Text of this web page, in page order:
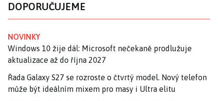
DOPORUČUJEME
NOVINKY
Windows 10 žije dál: Microsoft nečekaně prodlužuje
aktualizace až do října 2027
Řada Galaxy S27 se rozroste o čtvrtý model. Nový telefon
může být ideálním mixem pro masy i Ultra elitu